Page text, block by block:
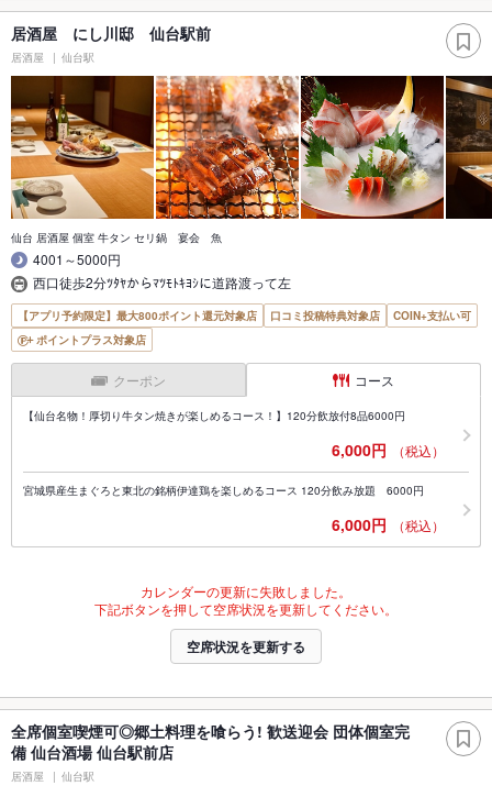
居酒屋 にし川邸 仙台駅前
居酒屋 仙台駅
仙台 居酒屋 個室 牛タン セリ鍋 宴会 魚
4001～5000円
西口徒歩2分ﾂﾀﾔからﾏﾂﾓﾄｷﾖｼに道路渡って左
【アプリ予約限定】最大800ポイント還元対象店 口コミ投稿特典対象店
COIN+支払い可
ポイントプラス対象店
クーポン コース
【仙台名物！厚切り牛タン焼きが楽しめるコース！】120分飲放付8品6000円
6,000円 （税込）
宮城県産生まぐろと東北の銘柄伊達鶏を楽しめるコース 120分飲み放題 6000円
6,000円 （税込）
カレンダーの更新に失敗しました。
下記ボタンを押して空席状況を更新してください。
空席状況を更新する
全席個室喫煙可◎郷土料理を喰らう! 歓送迎会 団体個室完
備 仙台酒場 仙台駅前店
居酒屋 仙台駅